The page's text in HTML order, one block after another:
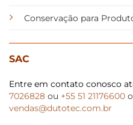
Conservação para
SAC
Entre em contato conosco
7026828 ou +55 51 21176600
vendas@dutotec.com.br